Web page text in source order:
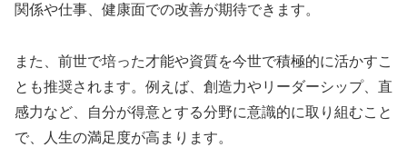
関係や仕事、健康面での改善が期待できます。
また、前世で培った才能や資質を今世で積極的に活かすこ
とも推奨されます。例えば、創造力やリーダーシップ、直
感力など、自分が得意とする分野に意識的に取り組むこと
で、人生の満足度が高まります。